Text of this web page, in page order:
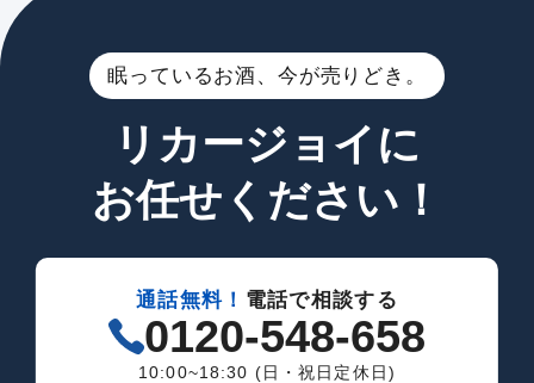
眠っているお酒、今が売りどき。
リカージョイに
お任せください！
通話無料！ 電話で相談する
0120-548-658
10:00~18:30 (日・祝日定休日)